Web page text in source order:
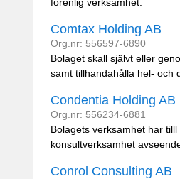
Comtax Holding AB
Org.nr: 556597-6890
Bolaget skall självt eller
samt tillhandahålla hel- och
Condentia Holding AB
Org.nr: 556234-6881
Bolagets verksamhet har
konsultverksamhet
Conrol Consulting AB